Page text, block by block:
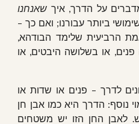
על הדרך, איך שאנחנו
ביותר עבורנו; ואם כך –
הרביעית שלימד הבודהא,
או בשלושה היבטים, או
לדרך – פנים או שדות או
נוסף: הדרך היא כמו אבן חן
לאבן החן הזו יש משטחים